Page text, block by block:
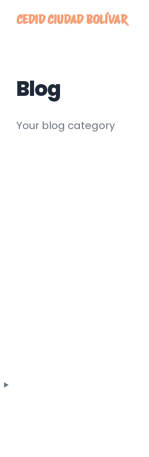
CEDID CIUDAD BOLÍVAR
Blog
Your blog category